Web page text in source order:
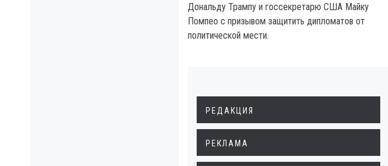
Дональду Трампу и госсекретарю США Майку
Помпео с призывом защитить дипломатов от
политической мести.
РЕДАКЦИЯ
РЕКЛАМА